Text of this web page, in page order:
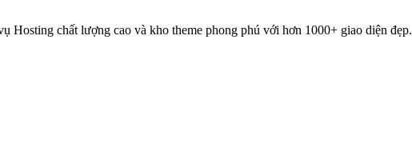
chất lượng cao và kho theme phong phú với hơn 1000+ giao diện đẹp.